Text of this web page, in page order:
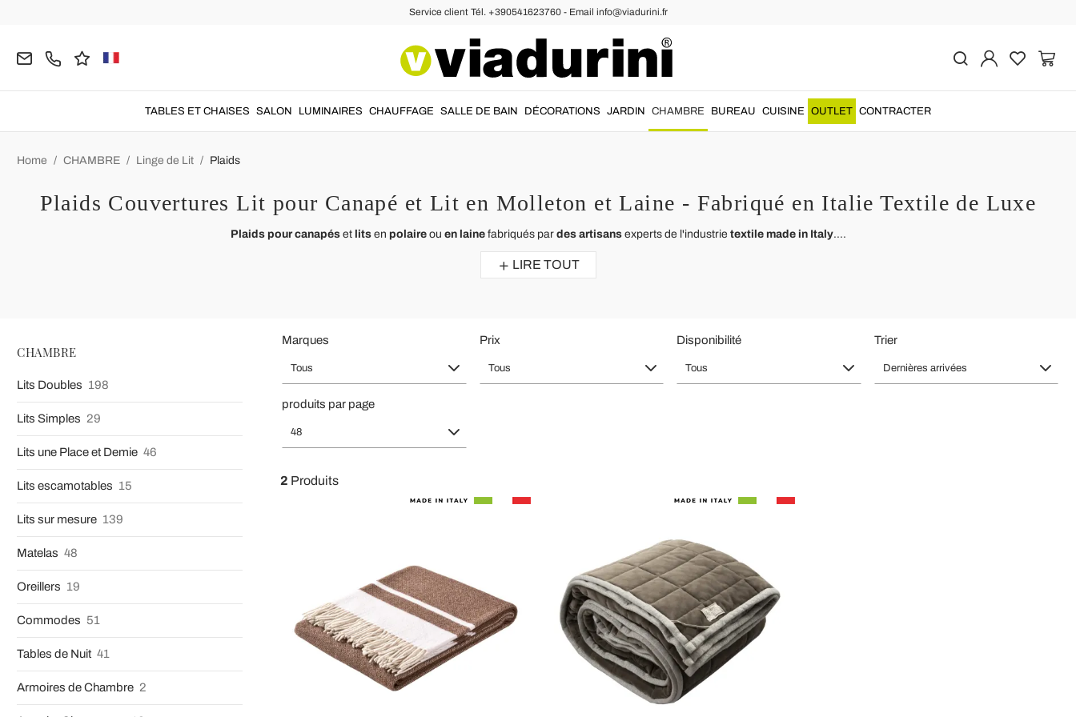
Service client Tél. +390541623760 - Email info@viadurini.fr
TABLES ET CHAISES SALON LUMINAIRES CHAUFFAGE SALLE DE BAIN DÉCORATIONS JARDIN CHAMBRE BUREAU CUISINE OUTLET CONTRACTER
Home CHAMBRE Linge de Lit Plaids
Plaids Couvertures Lit pour Canapé et Lit en Molleton et Laine - Fabriqué en Italie Textile de Luxe
Plaids pour canapéset litsen polaireou en lainefabriqués par des artisansexperts de l'industrie textile made in Italy....
LIRE TOUT
CHAMBRE
Lits Doubles 198
Lits Simples 29
Lits une Place et Demie 46
Lits escamotables 15
Lits sur mesure 139
Matelas 48
Oreillers 19
Commodes 51
Tables de Nuit 41
Armoires de Chambre 2
Marques
Tous
Prix
Tous
Disponibilité
Tous
Trier
Dernières arrivées
produits par page
48
2 Produits